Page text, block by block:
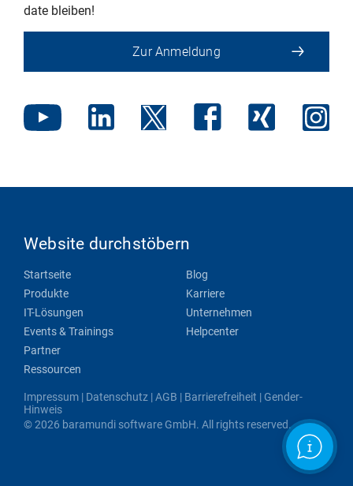
date bleiben!
Zur Anmeldung
Website durchstöbern
Startseite
Produkte
IT-Lösungen
Events & Trainings
Partner
Ressourcen
Blog
Karriere
Unternehmen
Helpcenter
Impressum | Datenschutz |AGB | Barrierefreiheit | Gender-
Hinweis
© 2026 baramundi software GmbH. All rights reserved.